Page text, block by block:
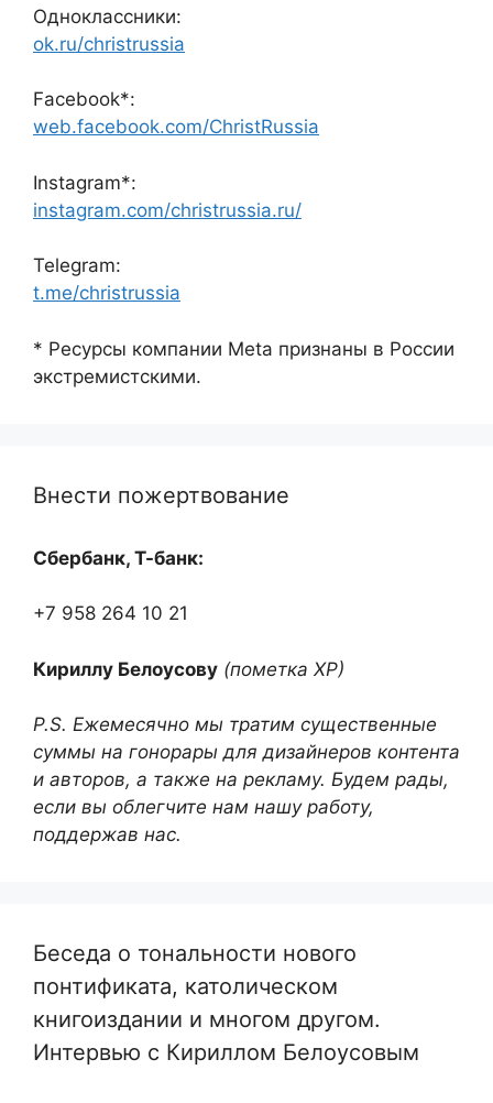
Одноклассники:
ok.ru/christrussia
Facebook*:
web.facebook.com/ChristRussia
Instagram*:
instagram.com/christrussia.ru/
Telegram:
t.me/christrussia
* Ресурсы компании Meta признаны в России
экстремистскими.
Внести пожертвование
Сбербанк, Т-банк:
+7 958 264 10 21
Кириллу Белоусову (пометка ХР)
P.S. Ежемесячно мы тратим существенные
суммы на гонорары для дизайнеров контента
и авторов, а также на рекламу. Будем рады,
если вы облегчите нам нашу работу,
поддержав нас.
Беседа о тональности нового
понтификата, католическом
книгоиздании и многом другом.
Интервью с Кириллом Белоусовым